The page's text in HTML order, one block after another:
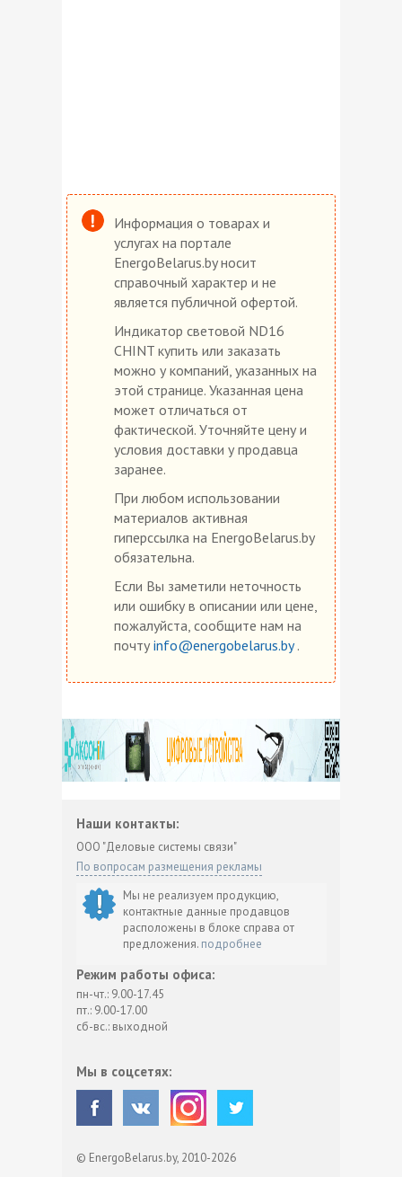
Информация о товарах и
услугах на портале
EnergoBelarus.by носит
справочный характер и не
является публичной офертой.
Индикатор световой ND16
CHINT купить или заказать
можно у компаний, указанных на
этой странице. Указанная цена
может отличаться от
фактической. Уточняйте цену и
условия доставки у продавца
заранее.
При любом использовании
материалов активная
гиперссылка на EnergoBelarus.by
обязательна.
Если Вы заметили неточность
или ошибку в описании или цене,
пожалуйста, сообщите нам на
почту info@energobelarus.by.
Наши контакты:
ООО "Деловые системы связи"
По вопросам размещения рекламы
Мы не реализуем продукцию,
контактные данные продавцов
расположены в блоке справа от
предложения. подробнее
Режим работы офиса:
пн-чт.: 9.00-17.45
пт.: 9.00-17.00
сб-вс.: выходной
Мы в соцсетях:
© EnergoBelarus.by, 2010-2026